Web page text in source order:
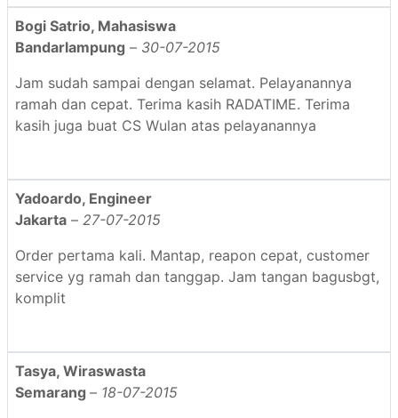
Bogi Satrio, Mahasiswa
Bandarlampung – 30-07-2015
Jam sudah sampai dengan selamat. Pelayanannya
ramah dan cepat. Terima kasih RADATIME. Terima
kasih juga buat CS Wulan atas pelayanannya
Yadoardo, Engineer
Jakarta – 27-07-2015
Order pertama kali. Mantap, reapon cepat, customer
service yg ramah dan tanggap. Jam tangan bagusbgt,
komplit
Tasya, Wiraswasta
Semarang – 18-07-2015